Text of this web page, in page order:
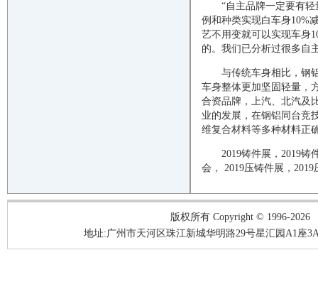
“自主品牌一定要有
例和种类实现白车身10%
艺不用变就可以实现车身
的。我们已分析过很多自
与传统车身相比，钢
车身整体更加坚固轻量，
合资品牌，上汽、北汽及
业的发展，在钢铝同台竞
维复合材料等多种材料正
2019铸件展， 2019铸
会， 2019压铸件展， 2019
版权所有 Copyright © 1996-2026
地址:广州市天河区珠江新城华明路29号星汇园A1座